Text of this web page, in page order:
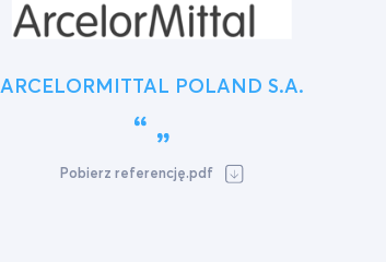
ARCELORMITTAL POLAND S.A.
Pobierz referencję.pdf